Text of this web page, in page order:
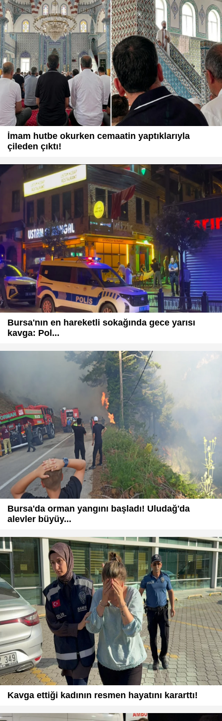
İmam hutbe okurken cemaatin yaptıklarıyla
çileden çıktı!
Bursa'nın en hareketli sokağında gece yarısı
kavga: Pol...
Bursa'da orman yangını başladı! Uludağ'da
alevler büyüy...
Kavga ettiği kadının resmen hayatını kararttı!